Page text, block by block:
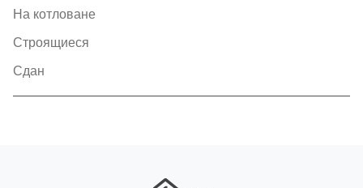
На котловане
Строящиеся
Сдан